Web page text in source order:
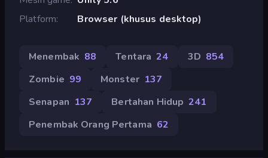
Platform
Browser (khusus desktop)
Menembak 88 Tentara 24 3D 854
Zombie 99 Monster 137
Senapan 137 Bertahan Hidup 241
Penembak Orang Pertama 62